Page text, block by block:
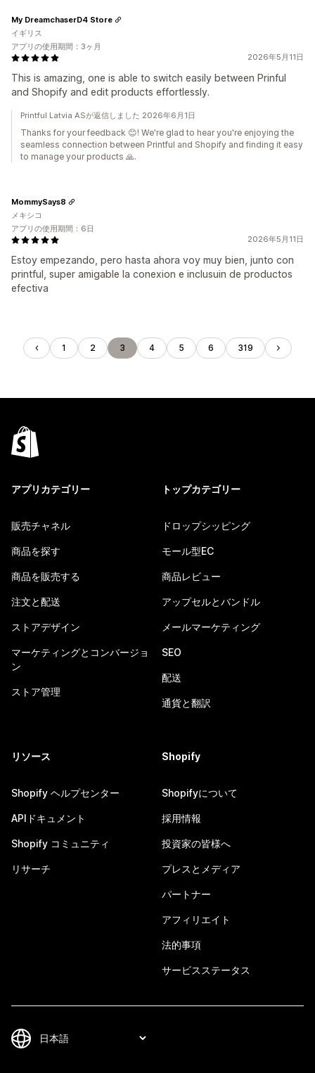
2026年5月11日
This is amazing, one is able to switch easily between Prinful
and Shopify and edit products effortlessly.
My DreamchaserD4 Store
イギリス
アプリの使用期間：3ヶ月
Printful Latvia ASが返信しました 2026年6月1日
Thanks for your feedback 😊! We're glad to hear you're enjoying the
seamless connection between Printful and Shopify and finding it easy
to manage your products 🙏.
2026年5月11日
Estoy empezando, pero hasta ahora voy muy bien, junto con
printful, super amigable la conexion e inclusuin de productos
efectiva
MommySays8
メキシコ
アプリの使用期間：6日
1 2 3 4 5 6 319
アプリカテゴリー
販売チャネル
商品を探す
商品を販売する
注文と配送
ストアデザイン
マーケティングとコンバージョ
ン
ストア管理
トップカテゴリー
ドロップシッピング
モール型EC
商品レビュー
アップセルとバンドル
メールマーケティング
SEO
配送
通貨と翻訳
リソース
Shopify ヘルプセンター
APIドキュメント
Shopify コミュニティ
リサーチ
Shopify
Shopifyについて
採用情報
投資家の皆様へ
プレスとメディア
パートナー
アフィリエイト
法的事項
サービスステータス